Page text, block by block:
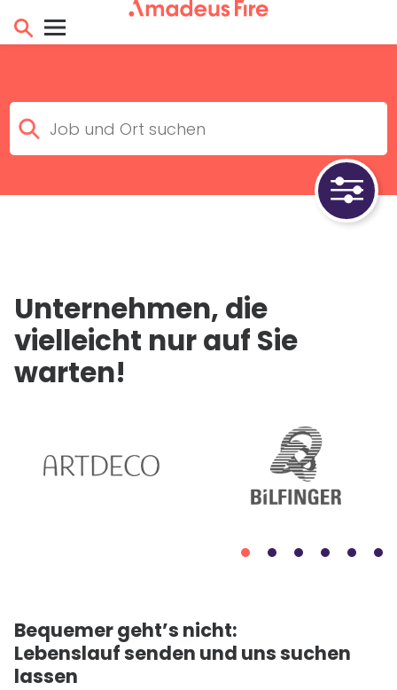
Unternehmen, die
vielleicht nur auf Sie
warten!
Bequemer geht’s nicht:
Lebenslauf senden und uns suchen
lassen